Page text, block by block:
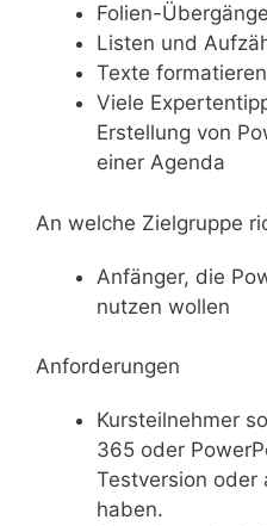
Folien-
Listen und
Texte
Viele
Erstellung von
einer Agenda
An welche Zielgruppe
Anfänger, die
nutzen wollen
Anforderungen
Kursteilnehmer
365 oder
Testversion oder
haben.